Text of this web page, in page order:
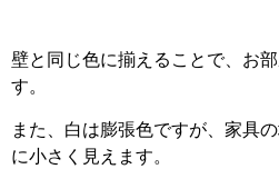
壁と同じ色に揃えることで、お
す。
また、白は膨張色ですが、家具
に小さく見えます。